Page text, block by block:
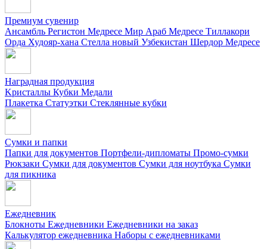
Премиум сувенир
Ансамбль Регистон Медресе Мир Араб Медресе Тиллакори
Орда Худояр-хана Стелла новый Узбекистан Шердор Медресе
Наградная продукция
Kристаллы Кубки Медали
Плакетка Статуэтки Стеклянные кубки
Сумки и папки
Папки для документов Портфели-дипломаты Промо-сумки
Рюкзаки Сумки для документов Сумки для ноутбука Сумки
для пикника
Ежедневник
Блокноты Ежедневники Ежедневники на заказ
Калькулятор ежедневника Наборы с ежедневниками